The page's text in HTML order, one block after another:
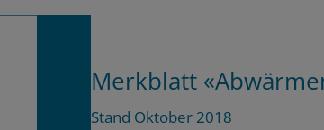
Merkblatt
Stand Oktober 2018